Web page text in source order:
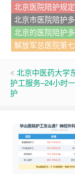
北京医院陪护规定
北京市医院陪护
北京的医院陪护
解放军总医院第
北京中医药大学
护工服务–24小时
护